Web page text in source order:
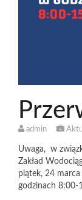
admin
Uwaga, w
Zakład
piątek, 24
godzinach 8:00-